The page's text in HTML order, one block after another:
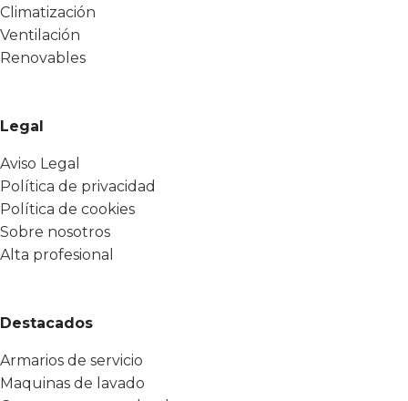
Climatización
Ventilación
Renovables
Legal
Aviso Legal
Política de privacidad
Política de cookies
Sobre nosotros
Alta profesional
Destacados
Armarios de servicio
Maquinas de lavado